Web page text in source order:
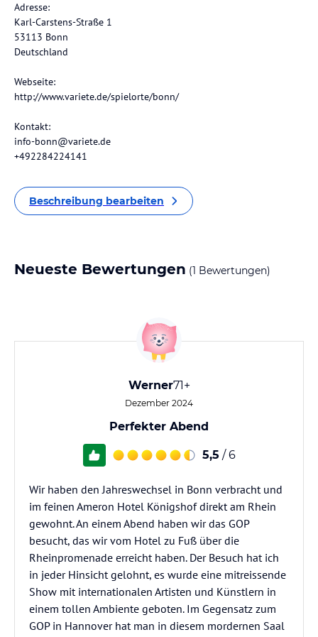
Adresse:
Karl-Carstens-Straße 1
53113 Bonn
Deutschland
Webseite:
http://www.variete.de/spielorte/bonn/
Kontakt:
info-bonn@variete.de
+492284224141
Beschreibung bearbeiten
Neueste Bewertungen (1 Bewertungen)
Werner71+
Dezember 2024
Perfekter Abend
5,5 / 6
Wir haben den Jahreswechsel in Bonn verbracht und
im feinen Ameron Hotel Königshof direkt am Rhein
gewohnt. An einem Abend haben wir das GOP
besucht, das wir vom Hotel zu Fuß über die
Rheinpromenade erreicht haben. Der Besuch hat ich
in jeder Hinsicht gelohnt, es wurde eine mitreissende
Show mit internationalen Artisten und Künstlern in
einem tollen Ambiente geboten. Im Gegensatz zum
GOP in Hannover hat man in diesem mordernen Saal